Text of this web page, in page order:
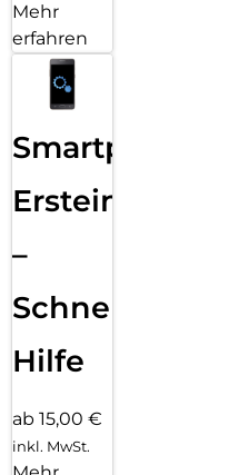
Mehr
erfahren
Smartphone
Ersteinrichtung
–
Schnelle
Hilfe
ab 15,00 €
inkl. MwSt.